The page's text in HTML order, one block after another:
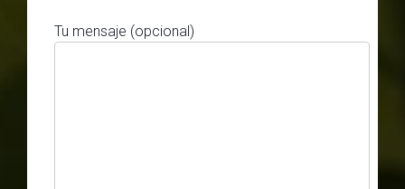
Tu mensaje (opcional)